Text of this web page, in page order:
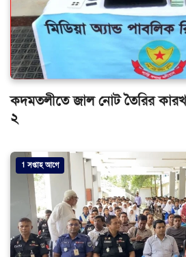
কদমতলীতে জাল নোট তৈরির
২
1 সপ্তাহ আগে